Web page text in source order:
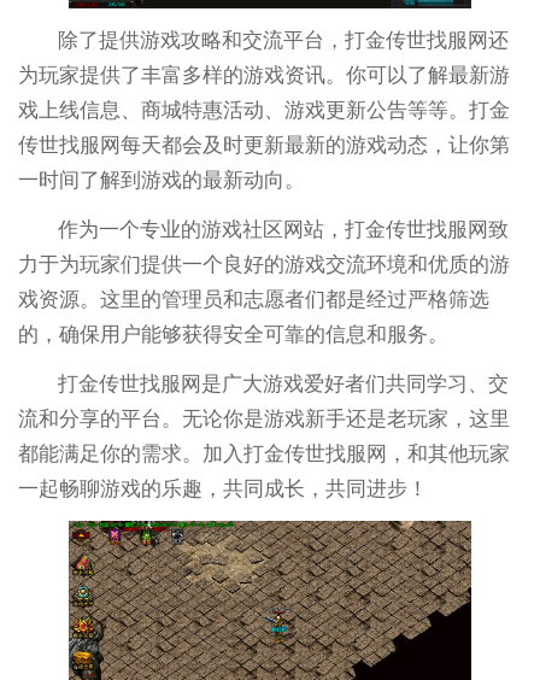
除了提供游戏攻略和交流平台，打金传世找服网还
为玩家提供了丰富多样的游戏资讯。你可以了解最新游
戏上线信息、商城特惠活动、游戏更新公告等等。打金
传世找服网每天都会及时更新最新的游戏动态，让你第
一时间了解到游戏的最新动向。
作为一个专业的游戏社区网站，打金传世找服网致
力于为玩家们提供一个良好的游戏交流环境和优质的游
戏资源。这里的管理员和志愿者们都是经过严格筛选
的，确保用户能够获得安全可靠的信息和服务。
打金传世找服网是广大游戏爱好者们共同学习、交
流和分享的平台。无论你是游戏新手还是老玩家，这里
都能满足你的需求。加入打金传世找服网，和其他玩家
一起畅聊游戏的乐趣，共同成长，共同进步！